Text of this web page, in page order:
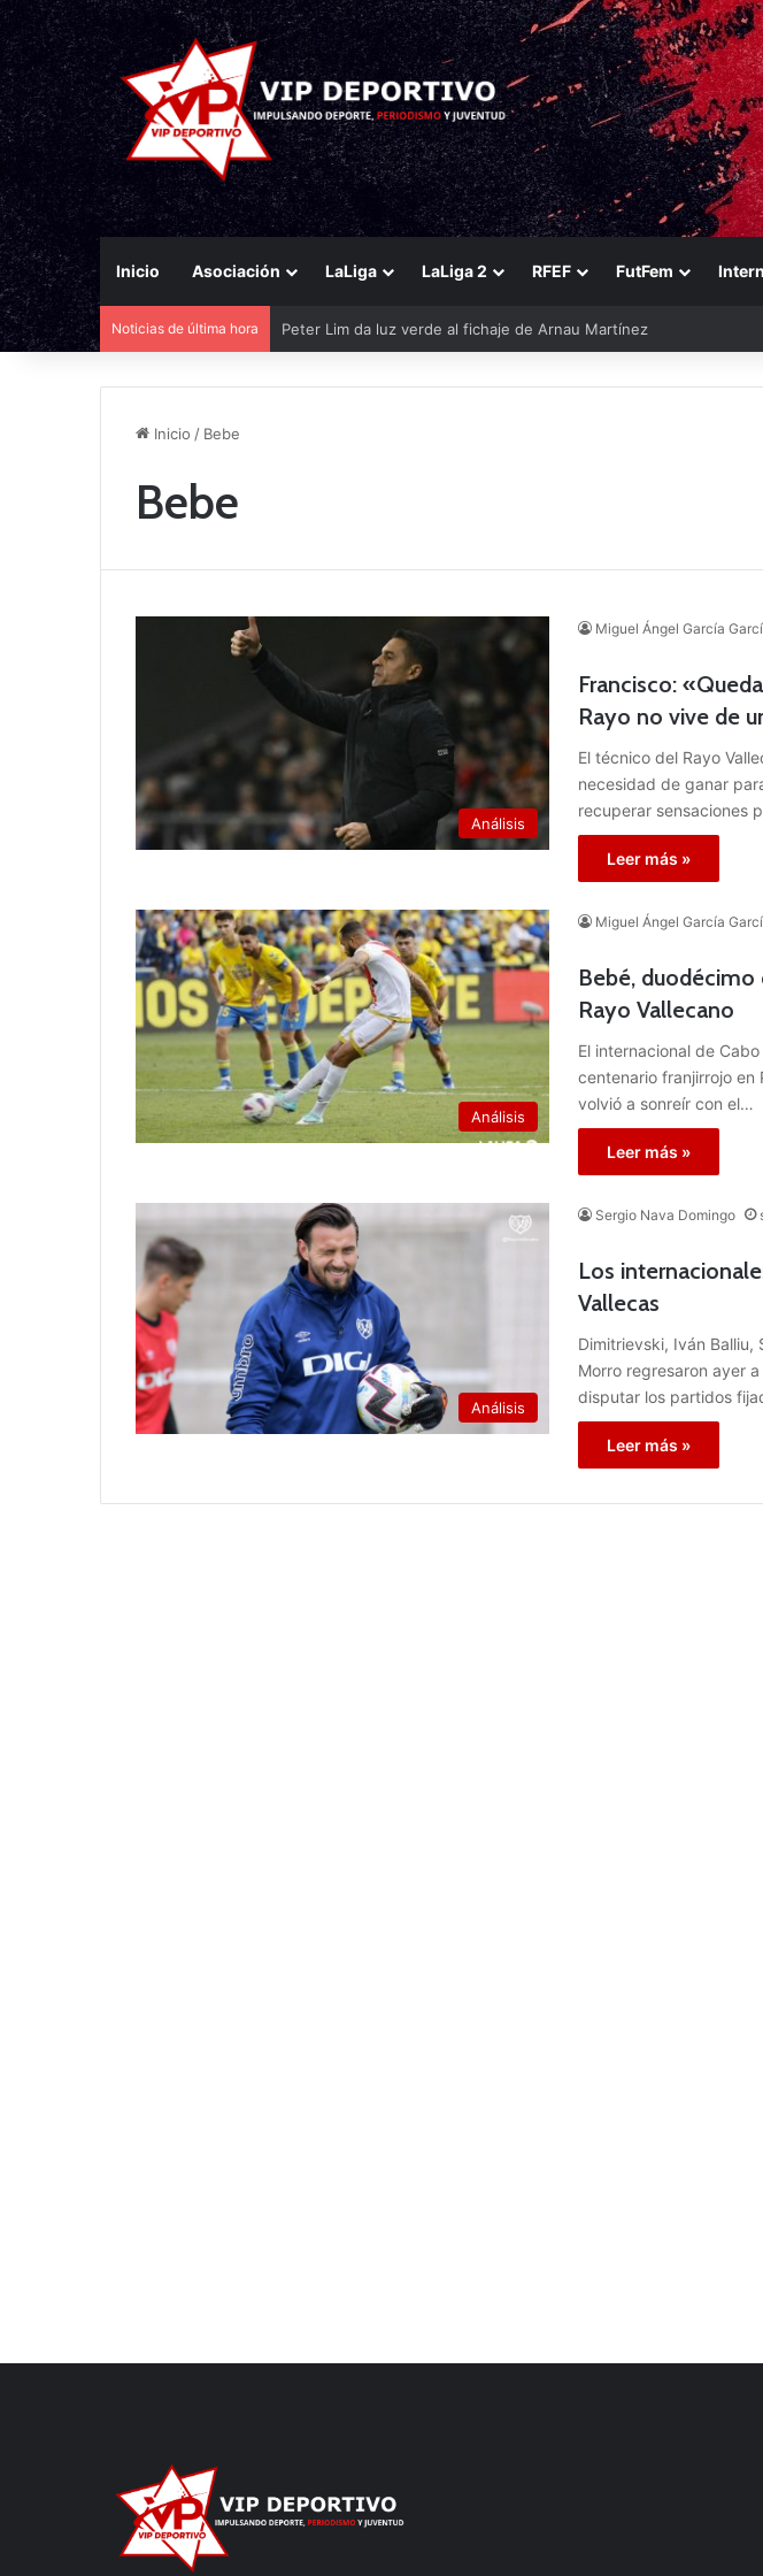
Inicio Asociación LaLiga LaLiga 2 RFEF FutFem
Noticias de última hora Peter Lim da luz verde al fichaje de Arnau Martínez
Inicio / Bebe
Bebe
Análisis
Miguel Ángel García
Francisco:
Rayo no vive de
El técnico del Rayo
necesidad de ganar
recuperar sensaciones
Leer más »
Análisis
Miguel Ángel García
Bebé,
Rayo Vallecano
El internacional de
centenario franjirrojo en
volvió a sonreír con el…
Leer más »
Análisis
Sergio Nava Domingo
Los
Vallecas
Dimitrievski, Iván Balliu,
Morro regresaron ayer
disputar los partidos
Leer más »